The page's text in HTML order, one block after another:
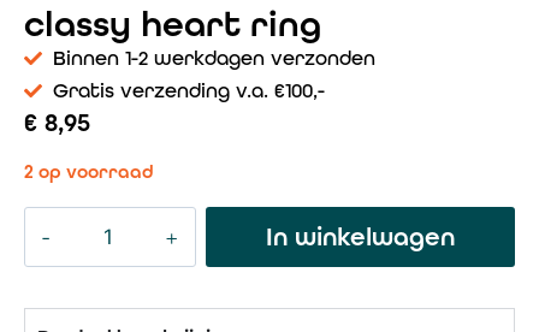
classy heart ring
Binnen 1-2 werkdagen verzonden
Gratis verzending v.a. €100,-
€ 8,95
2 op voorraad
In winkelwagen